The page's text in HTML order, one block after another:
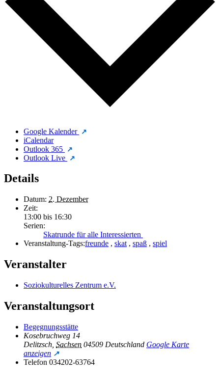
Google Kalender
iCalendar
Outlook 365
Outlook Live
Details
Datum: 2. Dezember
Zeit:
13:00 bis 16:30
Serien:
Skatrunde für alle Interessierten
Veranstaltung-Tags:freunde , skat , spaß , spiel
Veranstalter
Soziokulturelles Zentrum e.V.
Veranstaltungsort
Begegnungsstätte
Kosebruchweg 14
Delitzsch Sachsen 04509 Deutschland Google Karte
anzeigen
Telefon 034202-63764